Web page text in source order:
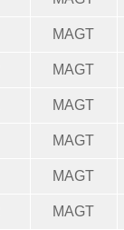
MAGT
MAGT
MAGT
MAGT
MAGT
MAGT